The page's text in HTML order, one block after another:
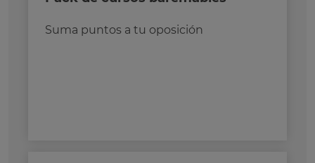
Suma puntos a tu oposición